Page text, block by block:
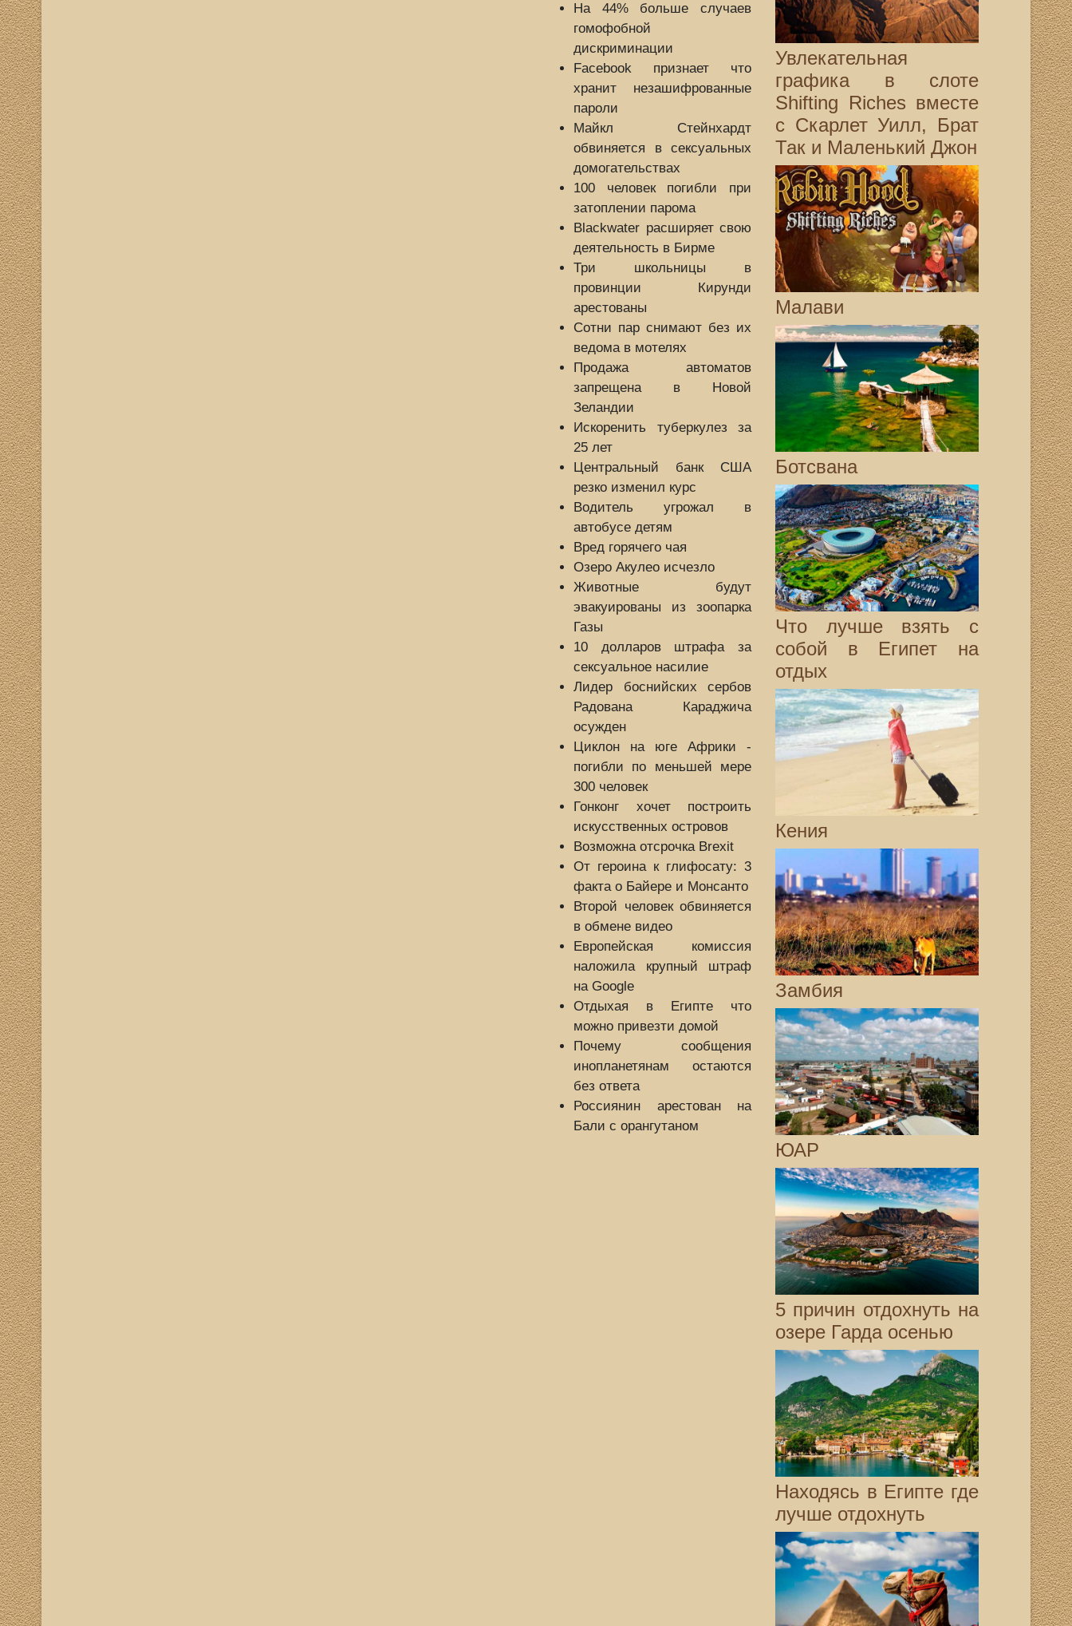
На 44% больше случаев
гомофобной
дискриминации
Facebook признает что
хранит незашифрованные
пароли
Майкл Стейнхардт
обвиняется в сексуальных
домогательствах
100 человек погибли при
затоплении парома
Blackwater расширяет свою
деятельность в Бирме
Три школьницы в
провинции Кирунди
арестованы
Сотни пар снимают без их
ведома в мотелях
Продажа автоматов
запрещена в Новой
Зеландии
Искоренить туберкулез за
25 лет
Центральный банк США
резко изменил курс
Водитель угрожал в
автобусе детям
Вред горячего чая
Озеро Акулео исчезло
Животные будут
эвакуированы из зоопарка
Газы
10 долларов штрафа за
сексуальное насилие
Лидер боснийских сербов
Радована Караджича
осужден
Циклон на юге Африки -
погибли по меньшей мере
300 человек
Гонконг хочет построить
искусственных островов
Возможна отсрочка Brexit
От героина к глифосату: 3
факта о Байере и Монсанто
Второй человек обвиняется
в обмене видео
Европейская комиссия
наложила крупный штраф
на Google
Отдыхая в Египте что
можно привезти домой
Почему сообщения
инопланетянам остаются
без ответа
Россиянин арестован на
Бали с орангутаном
Увлекательная
графика в слоте
Shifting Riches вместе
с Скарлет Уилл, Брат
Так и Маленький Джон
Малави
Ботсвана
Что лучше взять с
собой в Египет на
отдых
Кения
Замбия
ЮАР
5 причин отдохнуть на
озере Гарда осенью
Находясь в Египте где
лучше отдохнуть